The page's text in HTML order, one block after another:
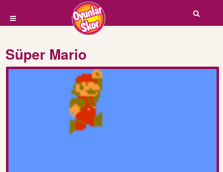
Süper Mario